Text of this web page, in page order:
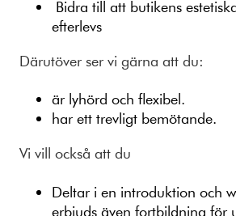
Bidra till att butikens
efterlevs
Därutöver ser vi gärna att du:
är lyhörd och flexibel.
har ett trevligt bemötande.
Vi vill också att du
Deltar i en introduktion och
erbjuds även fortbildning för